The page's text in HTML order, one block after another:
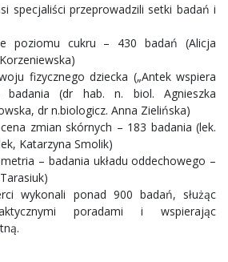
specjaliści przeprowadzili setki badań i
poziomu cukru – 430 badań (Alicja
fizycznego dziecka („Antek wspiera
badania (dr hab. n. biol. Agnieszka
dr n.biologicz. Anna Zielińska)
zmian skórnych – 183 badania (lek.
Katarzyna Smolik)
– badania układu oddechowego –
wykonali ponad 900 badań, służąc
poradami i wspierając